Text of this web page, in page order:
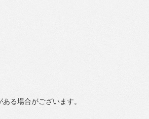
る場合がございます。